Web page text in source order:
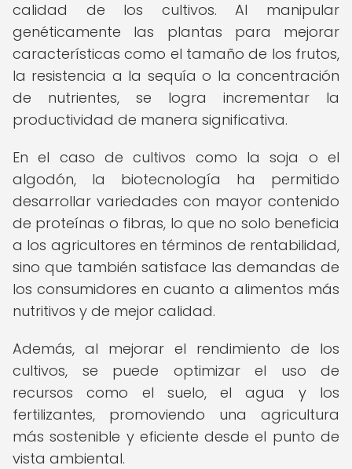
calidad de los cultivos. Al manipular
genéticamente las plantas para mejorar
características como el tamaño de los frutos,
la resistencia a la sequía o la concentración
de nutrientes, se logra incrementar la
productividad de manera significativa.
En el caso de cultivos como la soja o el
algodón, la biotecnología ha permitido
desarrollar variedades con mayor contenido
de proteínas o fibras, lo que no solo beneficia
a los agricultores en términos de rentabilidad,
sino que también satisface las demandas de
los consumidores en cuanto a alimentos más
nutritivos y de mejor calidad.
Además, al mejorar el rendimiento de los
cultivos, se puede optimizar el uso de
recursos como el suelo, el agua y los
fertilizantes, promoviendo una agricultura
más sostenible y eficiente desde el punto de
vista ambiental.